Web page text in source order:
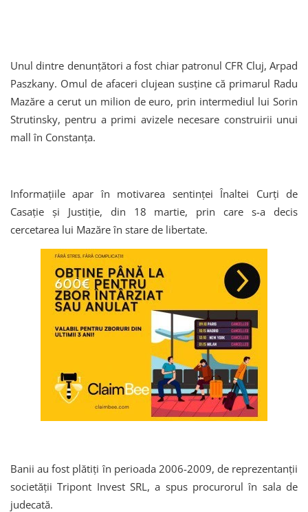
Unul dintre denunțători a fost chiar patronul CFR Cluj, Arpad
Paszkany. Omul de afaceri clujean susține că primarul Radu
Mazăre a cerut un milion de euro, prin intermediul lui Sorin
Strutinsky, pentru a primi avizele necesare construirii unui
mall în Constanța.
Informațiile apar în motivarea sentinței Înaltei Curți de
Casație și Justiție, din 18 martie, prin care s-a decis
cercetarea lui Mazăre în stare de libertate.
Banii au fost plătiți în perioada 2006-2009, de reprezentanții
societății Tripont Invest SRL, a spus procurorul în sala de
judecată.